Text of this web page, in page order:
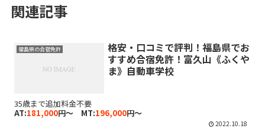
関連記事
福島県の合宿免許
格安・口コミで評判！福島県でお
すすめ合宿免許！富久山《ふくや
ま》自動車学校
35歳まで追加料金不要
AT:181,000円～ MT:196,000円～
2022.10.18